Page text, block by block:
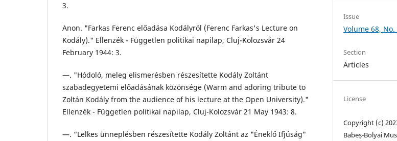
3.
Anon. "Farkas Ferenc előadása Kodályról (Ferenc Farkas's Lecture on
Kodály)." Ellenzék - Független politikai napilap, Cluj-Kolozsvár 24
February 1944: 3.
—. "Hódoló, meleg elismerésben részesítette Kodály Zoltánt
szabadegyetemi előadásának közönsége (Warm and adoring tribute to
Zoltán Kodály from the audience of his lecture at the Open University)."
Ellenzék - Független politikai napilap, Cluj-Kolozsvár 21 May 1943: 8.
—. “Lelkes ünneplésben részesítette Kodály Zoltánt az "Éneklő Ifjúság"
Issue
Volume 68, No.
Section
Articles
License
Copyright (c)
Babeș-Bolyai